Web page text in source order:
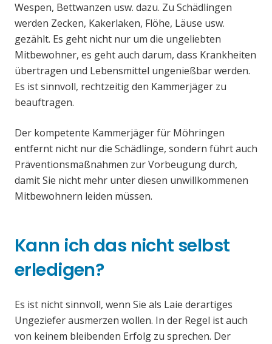
Wespen, Bettwanzen usw. dazu. Zu Schädlingen
werden Zecken, Kakerlaken, Flöhe, Läuse usw.
gezählt. Es geht nicht nur um die ungeliebten
Mitbewohner, es geht auch darum, dass Krankheiten
übertragen und Lebensmittel ungenießbar werden.
Es ist sinnvoll, rechtzeitig den Kammerjäger zu
beauftragen.
Der kompetente Kammerjäger für Möhringen
entfernt nicht nur die Schädlinge, sondern führt auch
Präventionsmaßnahmen zur Vorbeugung durch,
damit Sie nicht mehr unter diesen unwillkommenen
Mitbewohnern leiden müssen.
Kann ich das nicht selbst
erledigen?
Es ist nicht sinnvoll, wenn Sie als Laie derartiges
Ungeziefer ausmerzen wollen. In der Regel ist auch
von keinem bleibenden Erfolg zu sprechen. Der